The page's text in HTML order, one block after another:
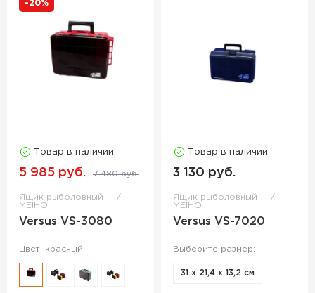
-20%
Товар в наличии
5 985 руб. 7 480 руб.
Ящик рыболовный
MEIHO
Versus VS-3080
Цвет: красный
Товар в наличии
3 130 руб.
Ящик рыболовный
MEIHO
Versus VS-7020
Выберите размер:
31 х 21,4 х 13,2 см